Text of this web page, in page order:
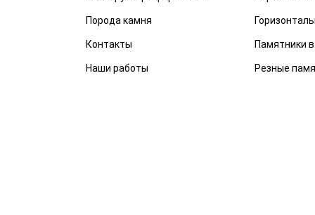
Порода камня
Контакты
Наши работы
Памятники
Резные